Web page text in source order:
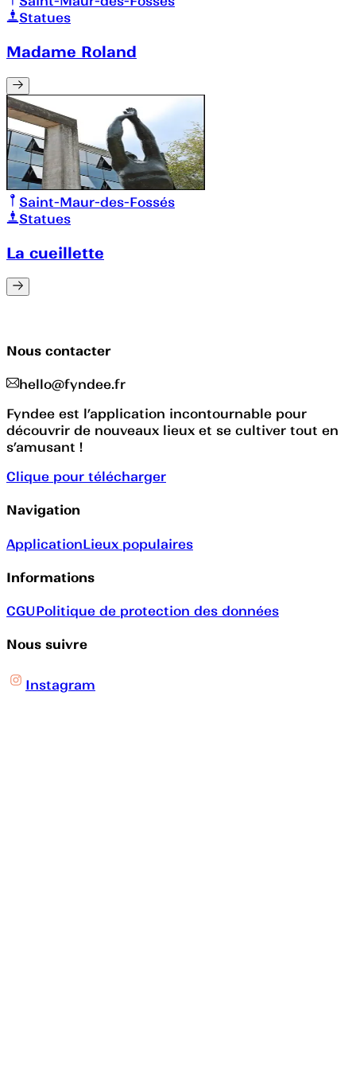
Statues
Madame Roland
Saint-Maur-des-Fossés
Statues
La cueillette
Nous contacter
hello@fyndee.fr
Fyndee est l’application incontournable pour
découvrir de nouveaux lieux et se cultiver tout en
s’amusant !
Clique pour télécharger
Navigation
ApplicationLieux populaires
Informations
CGUPolitique de protection des données
Nous suivre
Instagram